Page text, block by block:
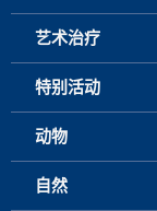
艺术治疗
特别活动
动物
自然